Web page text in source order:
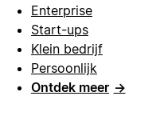
Enterprise
Start-ups
Klein bedrijf
Persoonlijk
Ontdek meer →